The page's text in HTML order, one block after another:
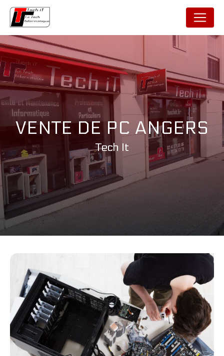
VENTE DE PC ANGERS
Tech It
Panneau de gestion des cookies